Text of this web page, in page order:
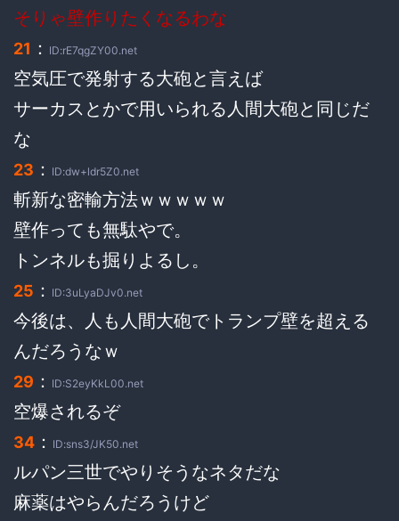
そりゃ壁作りたくなるわな
21 ： ID:rE7qgZY00.net
空気圧で発射する大砲と言えば
サーカスとかで用いられる人間大砲と同じだ
な
23 ： ID:dw+ldr5Z0.net
斬新な密輸方法ｗｗｗｗｗ
壁作っても無駄やで。
トンネルも掘りよるし。
25 ： ID:3uLyaDJv0.net
今後は、人も人間大砲でトランプ壁を超える
んだろうなｗ
29 ： ID:S2eyKkL00.net
空爆されるぞ
34 ： ID:sns3/JK50.net
ルパン三世でやりそうなネタだな
麻薬はやらんだろうけど